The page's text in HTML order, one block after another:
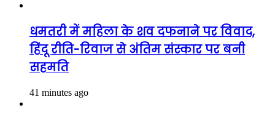
धमतरी में महिला के शव दफनाने पर विवाद,
हिंदू रीति-रिवाज से अंतिम संस्कार पर बनी
सहमति
41 minutes ago